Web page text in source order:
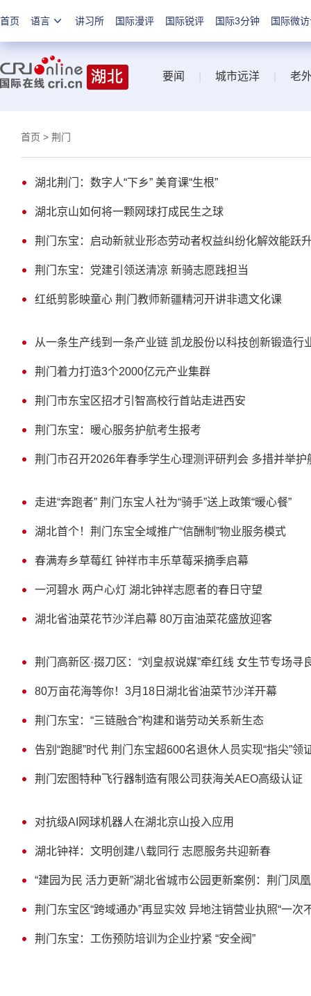
首页 语言 讲习所 国际漫评 国际锐评 国际3分钟 国际微
要闻 城市远洋 老
首页 > 荆门
湖北荆门：数字人“下乡” 美育课“生根”
湖北京山如何将一颗网球打成民生之球
荆门东宝：启动新就业形态劳动者权益纠纷化解效能跃
荆门东宝：党建引领送清凉 新骑志愿践担当
红纸剪影映童心 荆门教师新疆精河开讲非遗文化课
从一条生产线到一条产业链 凯龙股份以科技创新锻造行
荆门着力打造3个2000亿元产业集群
荆门市东宝区招才引智高校行首站走进西安
荆门东宝：暖心服务护航考生报考
荆门市召开2026年春季学生心理测评研判会 多措并举护
走进“奔跑者” 荆门东宝人社为“骑手”送上政策“暖心餐”
湖北首个！荆门东宝全域推广“信酬制”物业服务模式
春满寿乡草莓红 钟祥市丰乐草莓采摘季启幕
一河碧水 两户心灯 湖北钟祥志愿者的春日守望
湖北省油菜花节沙洋启幕 80万亩油菜花盛放迎客
荆门高新区·掇刀区：“刘皇叔说媒”牵红线 女生节专场寻
80万亩花海等你！3月18日湖北省油菜节沙洋开幕
荆门东宝：“三链融合”构建和谐劳动关系新生态
告别“跑腿”时代 荆门东宝超600名退休人员实现“指尖”领
荆门宏图特种飞行器制造有限公司获海关AEO高级认证
对抗级AI网球机器人在湖北京山投入应用
湖北钟祥：文明创建八载同行 志愿服务共迎新春
“建园为民 活力更新”湖北省城市公园更新案例：荆门凤
荆门东宝区“跨域通办”再显实效 异地注销营业执照“一次
荆门东宝：工伤预防培训为企业拧紧 “安全阀”